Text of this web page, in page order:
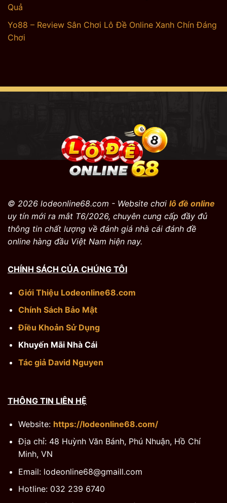
Quả
Yo88 – Review Sân Chơi Lô Đề Online Xanh Chín Đáng
Chơi
© 2026 lodeonline68.com - Website chơi lô đề online
uy tín mới ra mắt T6/2026, chuyên cung cấp đầy đủ
thông tin chất lượng về đánh giá nhà cái đánh đề
online hàng đầu Việt Nam hiện nay.
CHÍNH SÁCH CỦA CHÚNG TÔI
Giới Thiệu Lodeonline68.com
Chính Sách Bảo Mật
Điều Khoản Sử Dụng
Khuyến Mãi Nhà Cái
Tác giả David Nguyen
THÔNG TIN LIÊN HỆ
Website: https://lodeonline68.com/
Địa chỉ: 48 Huỳnh Văn Bánh, Phú Nhuận, Hồ Chí
Minh, VN
Email: lodeonline68@gmaill.com
Hotline: 032 239 6740